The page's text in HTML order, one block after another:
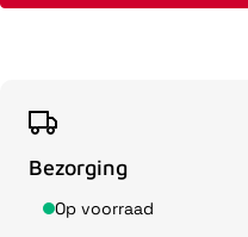
Bezorging
Op voorraad